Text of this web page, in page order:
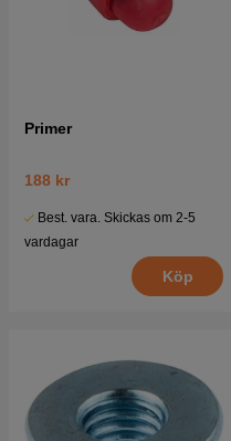
Primer
188 kr
Best. vara. Skickas om 2-5
vardagar
Köp